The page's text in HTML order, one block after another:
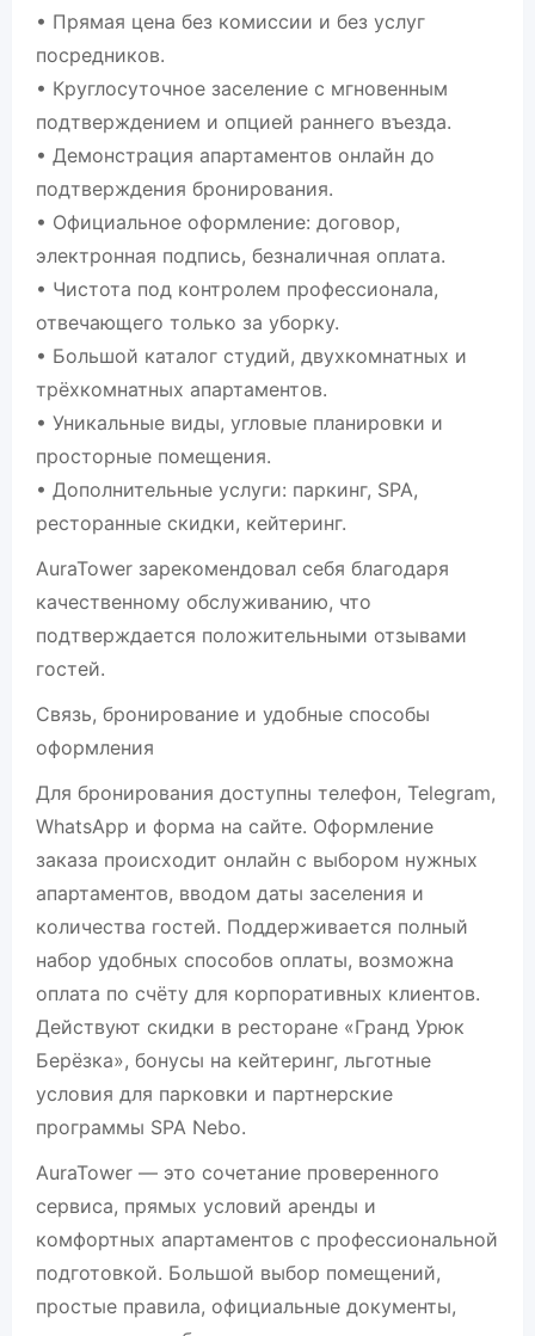
• Прямая цена без комиссии и без услуг
посредников.
• Круглосуточное заселение с мгновенным
подтверждением и опцией раннего въезда.
• Демонстрация апартаментов онлайн до
подтверждения бронирования.
• Официальное оформление: договор,
электронная подпись, безналичная оплата.
• Чистота под контролем профессионала,
отвечающего только за уборку.
• Большой каталог студий, двухкомнатных и
трёхкомнатных апартаментов.
• Уникальные виды, угловые планировки и
просторные помещения.
• Дополнительные услуги: паркинг, SPA,
ресторанные скидки, кейтеринг.
AuraTower зарекомендовал себя благодаря
качественному обслуживанию, что
подтверждается положительными отзывами
гостей.
Связь, бронирование и удобные способы
оформления
Для бронирования доступны телефон, Telegram,
WhatsApp и форма на сайте. Оформление
заказа происходит онлайн с выбором нужных
апартаментов, вводом даты заселения и
количества гостей. Поддерживается полный
набор удобных способов оплаты, возможна
оплата по счёту для корпоративных клиентов.
Действуют скидки в ресторане «Гранд Урюк
Берёзка», бонусы на кейтеринг, льготные
условия для парковки и партнерские
программы SPA Nebo.
AuraTower — это сочетание проверенного
сервиса, прямых условий аренды и
комфортных апартаментов с профессиональной
подготовкой. Большой выбор помещений,
простые правила, официальные документы,